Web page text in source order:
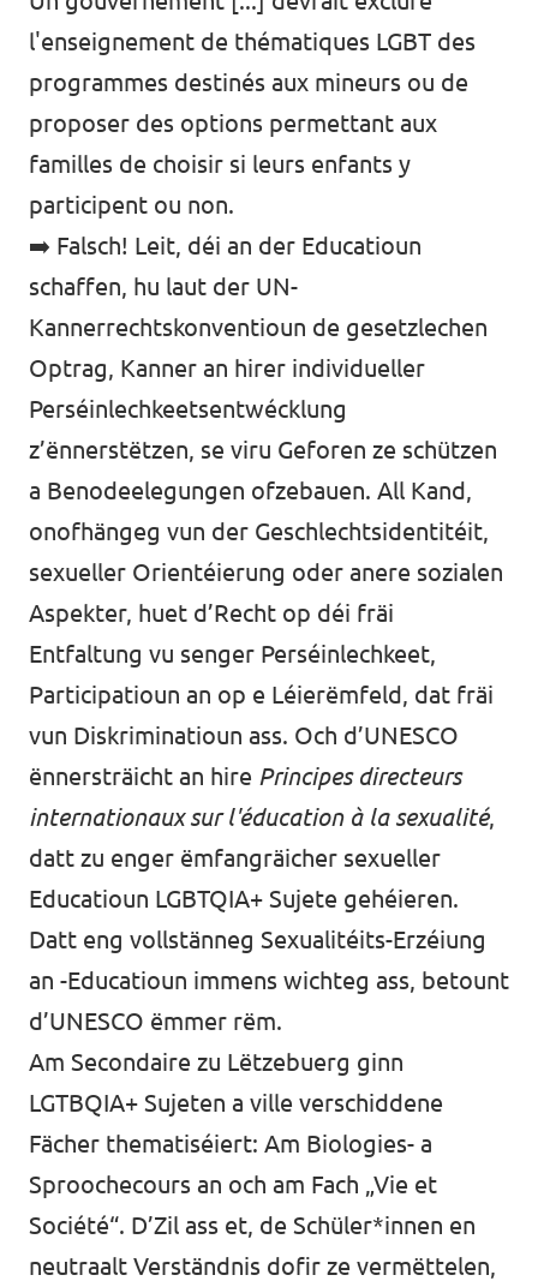
l'enseignement de thématiques LGBT des
programmes destinés aux mineurs ou de
proposer des options permettant aux
familles de choisir si leurs enfants y
participent ou non.
➡️ Falsch! Leit, déi an der Educatioun
schaffen, hu laut der UN-
Kannerrechtskonventioun de gesetzlechen
Optrag, Kanner an hirer individueller
Perséinlechkeetsentwécklung
z’ënnerstëtzen, se viru Geforen ze schützen
a Benodeelegungen ofzebauen. All Kand,
onofhängeg vun der Geschlechtsidentitéit,
sexueller Orientéierung oder anere sozialen
Aspekter, huet d’Recht op déi fräi
Entfaltung vu senger Perséinlechkeet,
Participatioun an op e Léierëmfeld, dat fräi
vun Diskriminatioun ass. Och d’UNESCO
ënnersträicht an hire Principes directeurs
internationaux sur l'éducation à la sexualité,
datt zu enger ëmfangräicher sexueller
Educatioun LGBTQIA+ Sujete gehéieren.
Datt eng vollstänneg Sexualitéits-Erzéiung
an -Educatioun immens wichteg ass, betount
d’UNESCO ëmmer rëm.
Am Secondaire zu Lëtzebuerg ginn
LGTBQIA+ Sujeten a ville verschiddene
Fächer thematiséiert: Am Biologies- a
Sproochecours an och am Fach „Vie et
Société“. D’Zil ass et, de Schüler*innen en
neutraalt Verständnis dofir ze vermëttelen,